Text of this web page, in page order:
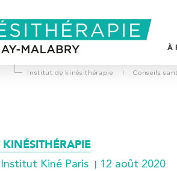
À
Institut de kinésithérapie I Conseils
KINÉSITHÉRAPIE
Kiné Paris 12 août 2020